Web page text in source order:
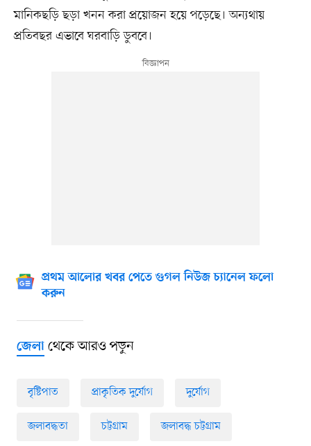
মানিকছড়ি ছড়া খনন করা প্রয়োজন হয়ে পড়েছে। অন্যথায়
প্রতিবছর এভাবে ঘরবাড়ি ডুববে।
প্রথম আলোর খবর পেতে গুগল নিউজ চ্যানেল ফলো
করুন
জেলাথেকে আরও পড়ুন
বৃষ্টিপাত প্রাকৃতিক দুর্যোগ দুর্যোগ
জলাবদ্ধতা চট্টগ্রাম জলাবদ্ধ চট্টগ্রাম